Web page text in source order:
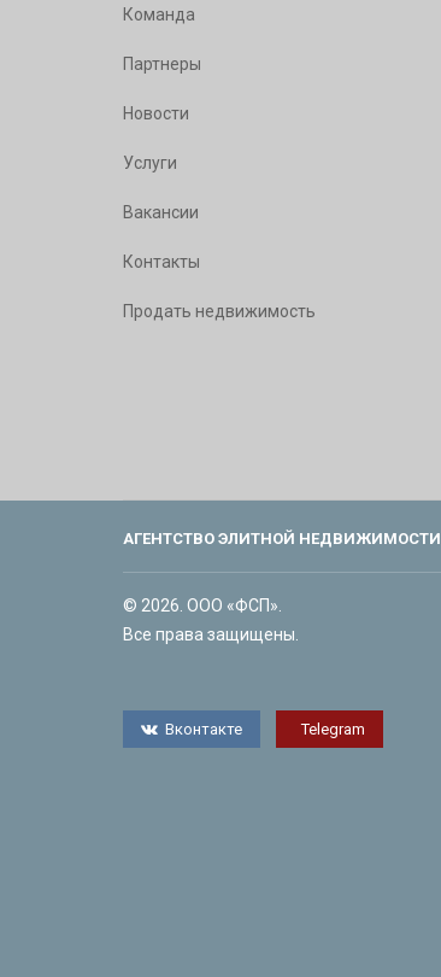
Команда
Партнеры
Новости
Услуги
Вакансии
Контакты
Продать недвижимость
АГЕНТСТВО ЭЛИТНОЙ НЕДВИЖИМОСТИ
© 2026. ООО «ФСП».
Все права защищены.
Вконтакте Telegram